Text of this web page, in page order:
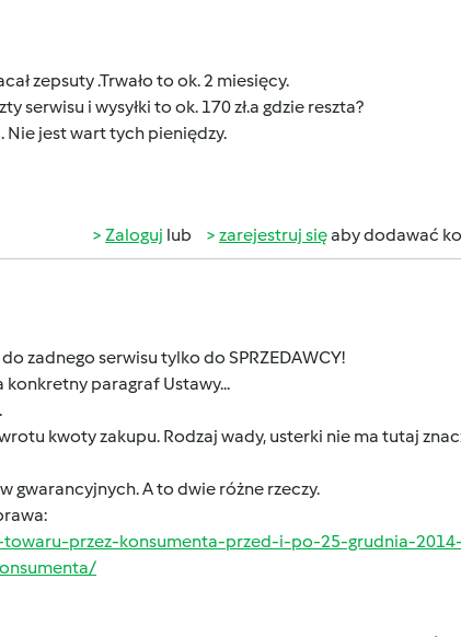
zepsuty .Trwało to ok. 2 miesięcy.
serwisu i wysyłki to ok. 170 zł.a gdzie reszta?
jest wart tych pieniędzy.
Zaloguj lub zarejestruj sięaby dodawać
zadnego serwisu tylko do SPRZEDAWCY!
konkretny paragraf Ustawy...
kwoty zakupu. Rodzaj wady, usterki nie ma tutaj
gwarancyjnych. A to dwie różne rzeczy.
przez-konsumenta-przed-i-po-25-grudnia-